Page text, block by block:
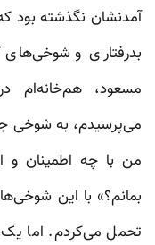
آمدنشان نگذشته بود
بدرفتاری و
مسعود، هم‌خانه‌ام
می‌پرسیدم، به شوخی
من با چه اطمینان و
بمانم؟» با این
تحمل می‌کردم. اما یک